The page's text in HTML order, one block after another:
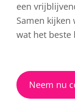
een
Samen kijken
wat het beste
Neem nu